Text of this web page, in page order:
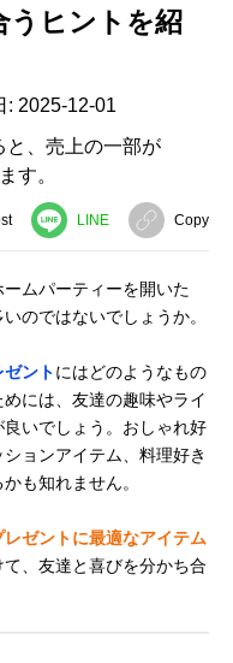
うヒントを紹
: 2025-12-01
、売上の一部が
す。
LINE Copy
ムパーティーを開いた
のではないでしょうか。
ントにはどのようなもの
には、友達の趣味やライ
いでしょう。おしゃれ好
ョンアイテム、料理好き
も知れません。
ゼントに最適なアイテム
、友達と喜びを分かち合